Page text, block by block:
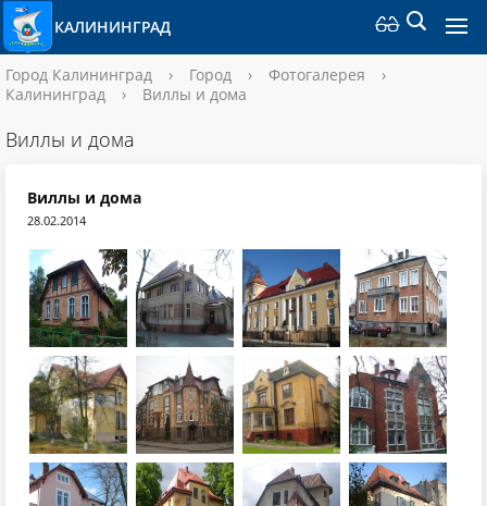
КАЛИНИНГРАД
Город Калининград › Город › Фотогалерея
›
Калининград
› Виллы и дома
Виллы и дома
Виллы и дома
28.02.2014